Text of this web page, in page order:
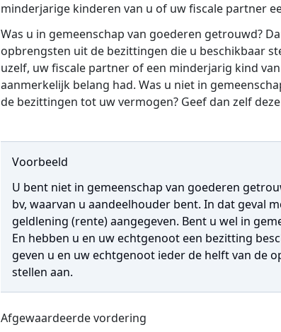
minderjarige kinderen van u of uw fiscale partner
Was u in gemeenschap van goederen getrouwd?
opbrengsten uit de bezittingen die u beschikbaar
uzelf, uw fiscale partner of een minderjarig kind
aanmerkelijk belang had. Was u niet in
de bezittingen tot uw vermogen? Geef dan zelf
Voorbeeld
U bent niet in gemeenschap van goederen
bv, waarvan u aandeelhouder bent. In dat geval
geldlening (rente) aangegeven. Bent u wel in
En hebben u en uw echtgenoot een bezitting
geven u en uw echtgenoot ieder de helft van de
stellen aan.
Afgewaardeerde vordering